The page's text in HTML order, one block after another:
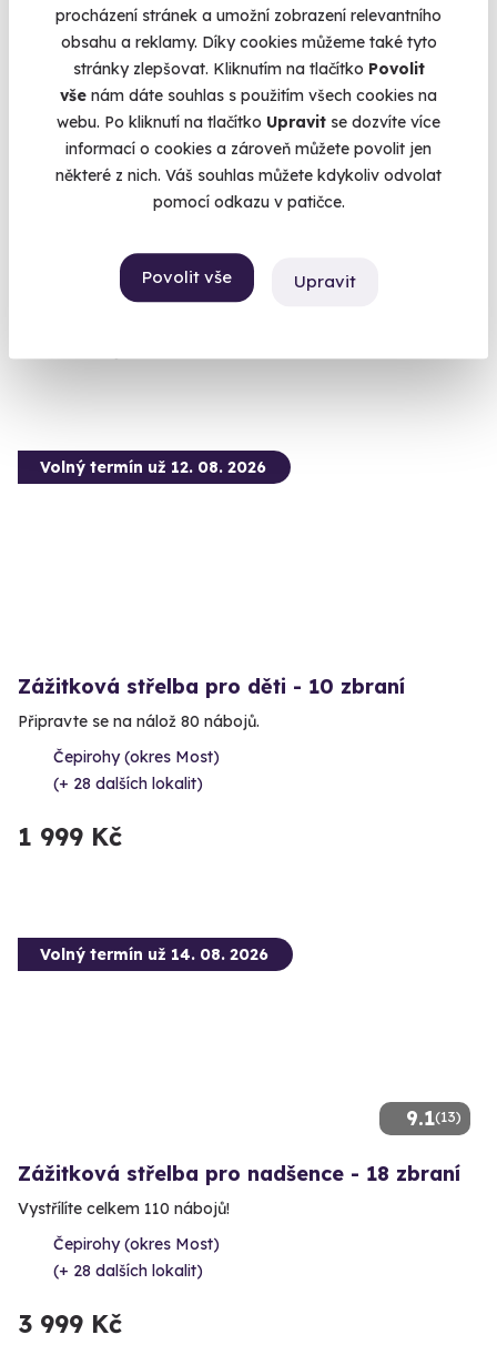
procházení stránek a umožní zobrazení relevantního
obsahu a reklamy. Díky cookies můžeme také tyto
stránky zlepšovat. Kliknutím na tlačítko Povolit
vše nám dáte souhlas s použitím všech cookies na
webu. Po kliknutí na tlačítko Upravit se dozvíte více
informací o cookies a zároveň můžete povolit jen
některé z nich. Váš souhlas můžete kdykoliv odvolat
pomocí odkazu v patičce.
Povolit vše Upravit
8.9(17)
Zážitková střelba: Zbraně z online stříleček -
11 zbraní
Vyzkoušejte si naživo zbraně, které znáte z oblíbených
Čepirohy (okres Most)
(+ 28 dalších lokalit)
Volný termín už 12. 08. 2026
Zážitková střelba pro děti - 10 zbraní
Připravte se na nálož 80 nábojů.
Čepirohy (okres Most)
(+ 28 dalších lokalit)
1 999 Kč
9.1(13)
Volný termín už 14. 08. 2026
Zážitková střelba pro nadšence - 18 zbraní
Vystřílíte celkem 110 nábojů!
Čepirohy (okres Most)
(+ 28 dalších lokalit)
3 999 Kč